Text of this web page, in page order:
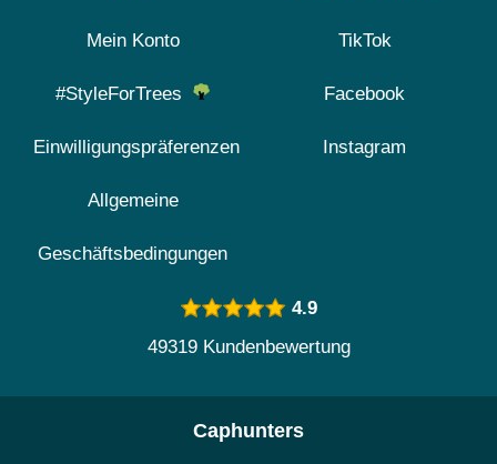
Mein Konto
#StyleForTrees
Einwilligungspräferenzen
Allgemeine
Geschäftsbedingungen
TikTok
Facebook
Instagram
4.9
49319 Kundenbewertung
Caphunters